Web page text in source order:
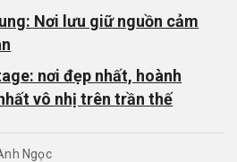
Nơi lưu giữ nguồn cảm
nơi đẹp nhất, hoành
vô nhị trên trần thế
Ngọc